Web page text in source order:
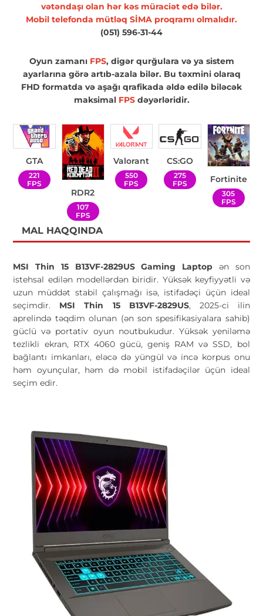
vətəndaşı olan hər kəs müraciət edə bilər.
Mobil telefonda mütləq SİMA proqramı olmalıdır.
(051) 596-31-44
Oyun zamanı FPS, digər qurğulara və ya sistem
ayarlarına görə artıb-azala bilər. Bu təxmini olaraq
FHD formatda və aşağı qrafikada əldə edilə biləcək
maksimal FPSdəyərləridir.
GTA
221
FPS
RDR2
107
FPS
Valorant
550
FPS
CS:GO
275
FPS
Fortinite
305
FPS
MAL HAQQINDA
MSI Thin 15 B13VF-2829USGaming Laptop ən son
istehsal edilən modellərdən biridir. Yüksək keyfiyyətli və
uzun müddət stabil çalışmağı isə, istifadəçi üçün ideal
seçimdir. MSI Thin 15 B13VF-2829US, 2025-ci ilin
aprelində təqdim olunan (ən son spesifikasiyalara sahib)
güclü və portativ oyun noutbukudur. Yüksək yeniləmə
tezlikli ekran, RTX 4060 gücü, geniş RAM və SSD, bol
bağlantı imkanları, eləcə də yüngül və incə korpus onu
həm oyunçular, həm də mobil istifadəçilər üçün ideal
seçim edir.